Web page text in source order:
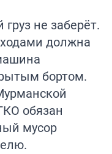
не заберёт.
должна
бортом.
обязан
мусор